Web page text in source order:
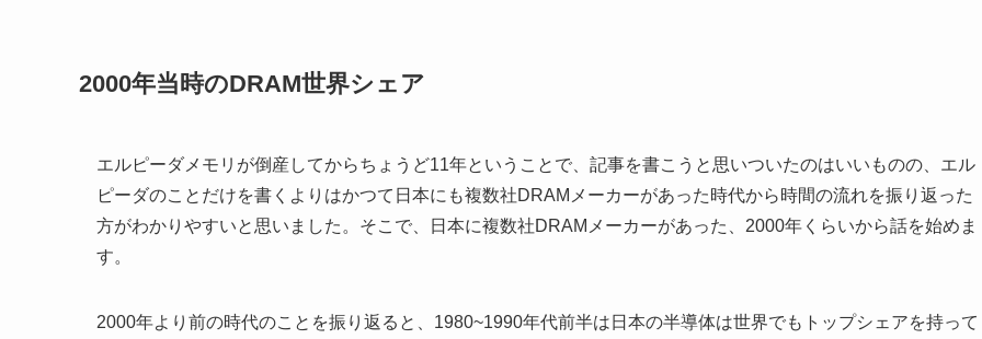
2000年当時のDRAM世界シェア
エルピーダメモリが倒産してからちょうど11年ということで、記事を書こうと思いついたのはいいものの、エル
ピーダのことだけを書くよりはかつて日本にも複数社DRAMメーカーがあった時代から時間の流れを振り返った
方がわかりやすいと思いました。そこで、日本に複数社DRAMメーカーがあった、2000年くらいから話を始めま
す。
2000年より前の時代のことを振り返ると、1980~1990年代前半は日本の半導体は世界でもトップシェアを持って